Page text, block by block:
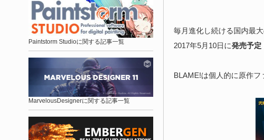
毎月進化し続ける国内最
2017年5月10日に発売予定
BLAME!は個人的に原作
Paintstorm Studioに関する記事一覧
MarvelousDesignerに関する記事一覧